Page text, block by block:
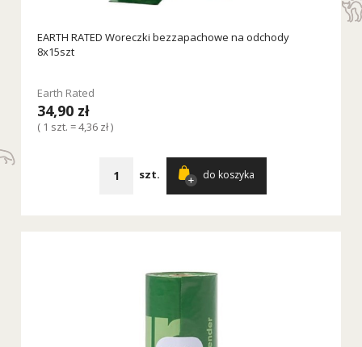
EARTH RATED Woreczki bezzapachowe na odchody
8x15szt
Earth Rated
34,90 zł
( 1 szt. = 4,36 zł )
szt. do koszyka